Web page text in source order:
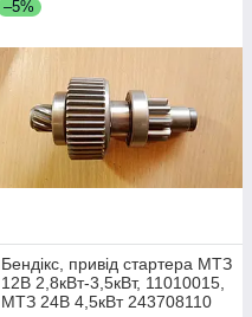
–5%
Бендікс, привід стартера МТЗ
12В 2,8кВт-3,5кВт, 11010015,
МТЗ 24В 4,5кВт 243708110